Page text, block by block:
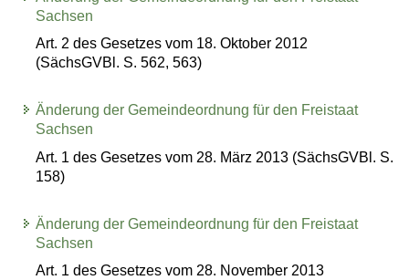
Sachsen
Art. 2 des Gesetzes vom 18. Oktober 2012
(SächsGVBl. S. 562, 563)
Änderung der Gemeindeordnung für den Freistaat
Sachsen
Art. 1 des Gesetzes vom 28. März 2013 (SächsGVBl. S.
158)
Änderung der Gemeindeordnung für den Freistaat
Sachsen
Art. 1 des Gesetzes vom 28. November 2013